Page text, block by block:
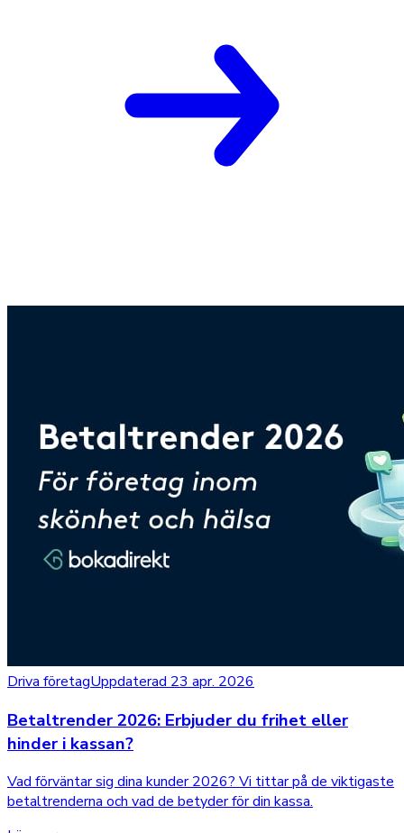
Driva företagUppdaterad 23 apr. 2026
Betaltrender 2026: Erbjuder du frihet eller
hinder i kassan?
Vad förväntar sig dina kunder 2026? Vi tittar på de viktigaste
betaltrenderna och vad de betyder för din kassa.